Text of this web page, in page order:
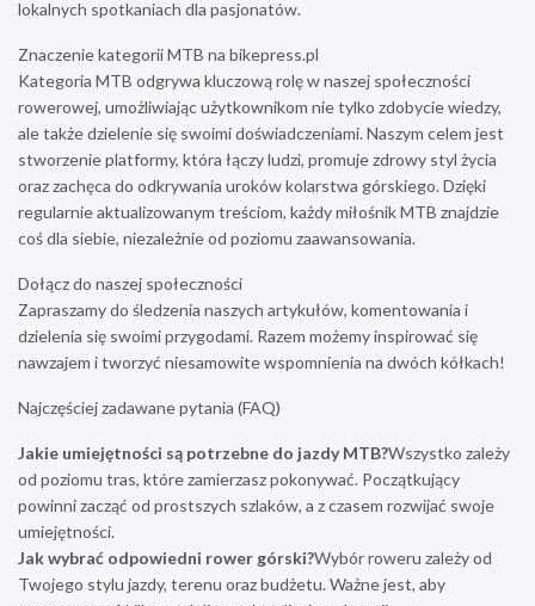
lokalnych spotkaniach dla pasjonatów.
Znaczenie kategorii MTB na bikepress.pl
Kategoria MTB odgrywa kluczową rolę w naszej społeczności
rowerowej, umożliwiając użytkownikom nie tylko zdobycie wiedzy,
ale także dzielenie się swoimi doświadczeniami. Naszym celem jest
stworzenie platformy, która łączy ludzi, promuje zdrowy styl życia
oraz zachęca do odkrywania uroków kolarstwa górskiego. Dzięki
regularnie aktualizowanym treściom, każdy miłośnik MTB znajdzie
coś dla siebie, niezależnie od poziomu zaawansowania.
Dołącz do naszej społeczności
Zapraszamy do śledzenia naszych artykułów, komentowania i
dzielenia się swoimi przygodami. Razem możemy inspirować się
nawzajem i tworzyć niesamowite wspomnienia na dwóch kółkach!
Najczęściej zadawane pytania (FAQ)
Jakie umiejętności są potrzebne do jazdy MTB?Wszystko zależy
od poziomu tras, które zamierzasz pokonywać. Początkujący
powinni zacząć od prostszych szlaków, a z czasem rozwijać swoje
umiejętności.
Jak wybrać odpowiedni rower górski?Wybór roweru zależy od
Twojego stylu jazdy, terenu oraz budżetu. Ważne jest, aby